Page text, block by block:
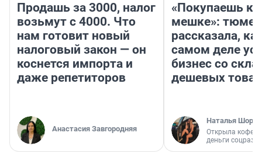
Продашь за 3000, налог
возьмут с 4000. Что
нам готовит новый
налоговый закон — он
коснется импорта и
даже репетиторов
Анастасия Завгородняя
«Покупаешь
мешке»:
рассказала,
самом деле
бизнес со
дешевых
Наталья
Открыла
деньги